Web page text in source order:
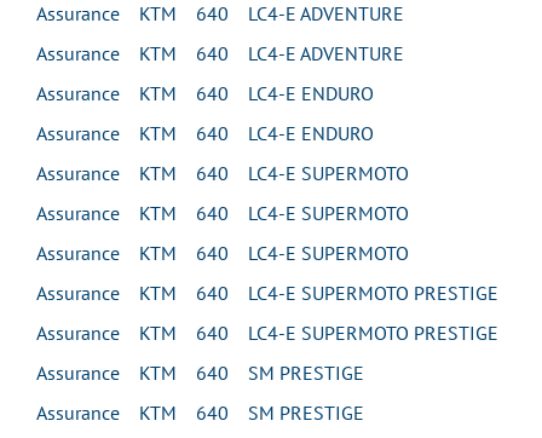
Assurance KTM 640 LC4-E ADVENTURE
Assurance KTM 640 LC4-E ADVENTURE
Assurance KTM 640 LC4-E ENDURO
Assurance KTM 640 LC4-E ENDURO
Assurance KTM 640 LC4-E SUPERMOTO
Assurance KTM 640 LC4-E SUPERMOTO
Assurance KTM 640 LC4-E SUPERMOTO
Assurance KTM 640 LC4-E SUPERMOTO PRESTIGE
Assurance KTM 640 LC4-E SUPERMOTO PRESTIGE
Assurance KTM 640 SM PRESTIGE
Assurance KTM 640 SM PRESTIGE